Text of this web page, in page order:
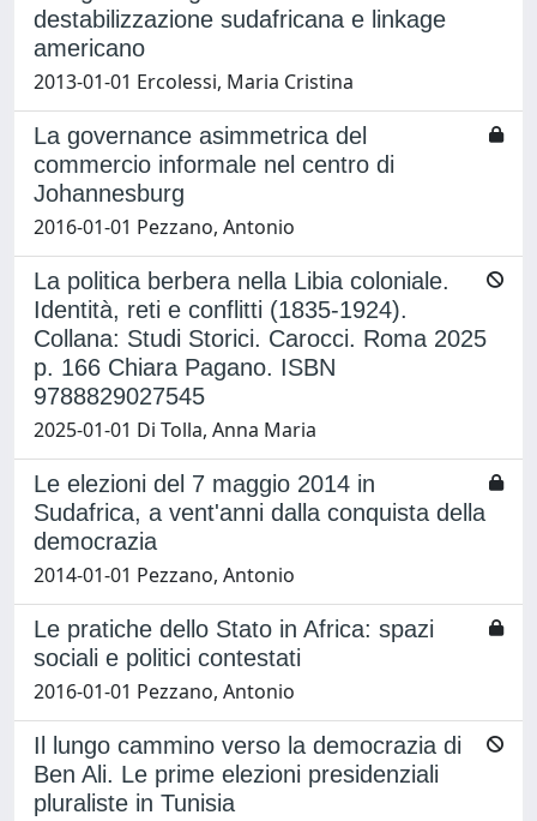
destabilizzazione sudafricana e linkage
americano
2013-01-01 Ercolessi, Maria Cristina
La governance asimmetrica del
commercio informale nel centro di
Johannesburg
2016-01-01 Pezzano, Antonio
La politica berbera nella Libia coloniale.
Identità, reti e conflitti (1835-1924).
Collana: Studi Storici. Carocci. Roma 2025
p. 166 Chiara Pagano. ISBN
9788829027545
2025-01-01 Di Tolla, Anna Maria
Le elezioni del 7 maggio 2014 in
Sudafrica, a vent'anni dalla conquista della
democrazia
2014-01-01 Pezzano, Antonio
Le pratiche dello Stato in Africa: spazi
sociali e politici contestati
2016-01-01 Pezzano, Antonio
Il lungo cammino verso la democrazia di
Ben Ali. Le prime elezioni presidenziali
pluraliste in Tunisia